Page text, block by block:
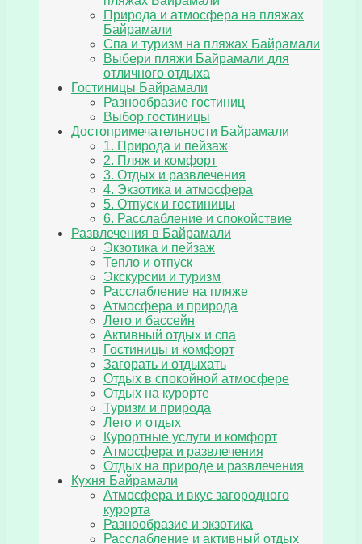
Природа и атмосфера на пляжах
Байрамали
Спа и туризм на пляжах Байрамали
Выбери пляжи Байрамали для
отличного отдыха
Гостиницы Байрамали
Разнообразие гостиниц
Выбор гостиницы
Достопримечательности Байрамали
1. Природа и пейзаж
2. Пляж и комфорт
3. Отдых и развлечения
4. Экзотика и атмосфера
5. Отпуск и гостиницы
6. Расслабление и спокойствие
Развлечения в Байрамали
Экзотика и пейзаж
Тепло и отпуск
Экскурсии и туризм
Расслабление на пляже
Атмосфера и природа
Лето и бассейн
Активный отдых и спа
Гостиницы и комфорт
Загорать и отдыхать
Отдых в спокойной атмосфере
Отдых на курорте
Туризм и природа
Лето и отдых
Курортные услуги и комфорт
Атмосфера и развлечения
Отдых на природе и развлечения
Кухня Байрамали
Атмосфера и вкус загородного
курорта
Разнообразие и экзотика
Расслабление и активный отдых